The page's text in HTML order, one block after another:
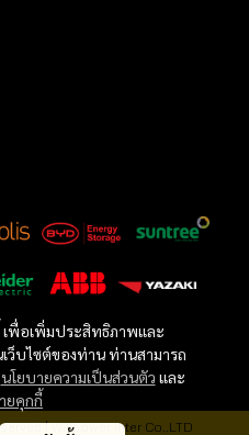
เพื่อเพิ่มประสิทธิภาพและ
ว็บไซต์ของท่าน ท่านสามารถ
นโยบายความเป็นส่วนตัว และ
ยคุกกี้
| Willpower inter Co..LTD